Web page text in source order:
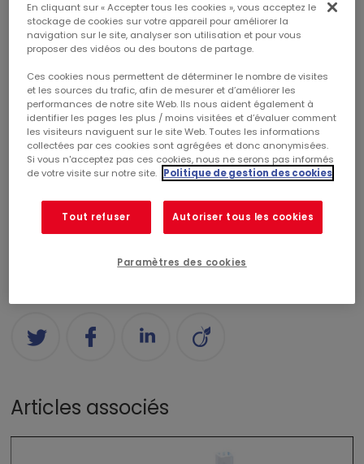
TÉLÉCHARGER LE PDF
Poids du document : 80,1 KB
Catégories
CENTRES COMMERCIAUX RÉALISATIONS
COMMERCIALISATION RSE CORPORATE
FINANCE PALMARÈS NOMINATION
Articles associés
En cliquant sur « Accepter tous les cookies », vous acceptez le
stockage de cookies sur votre appareil pour améliorer la
navigation sur le site, analyser son utilisation et pour vous
proposer des vidéos ou des boutons de partage.
Ces cookies nous permettent de déterminer le nombre de visites
et les sources du trafic, afin de mesurer et d’améliorer les
performances de notre site Web. Ils nous aident également à
identifier les pages les plus / moins visitées et d’évaluer comment
les visiteurs naviguent sur le site Web. Toutes les informations
collectées par ces cookies sont agrégées et donc anonymisées.
Si vous n'acceptez pas ces cookies, nous ne serons pas informés
de votre visite sur notre site. Politique de gestion des cookies
Tout refuser Autoriser tous les cookies
Paramètres des cookies